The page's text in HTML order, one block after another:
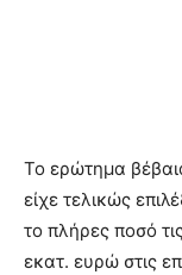
Το ερώτηµα
είχε τελικώς
το πλήρες ποσό
εκατ. ευρώ στις